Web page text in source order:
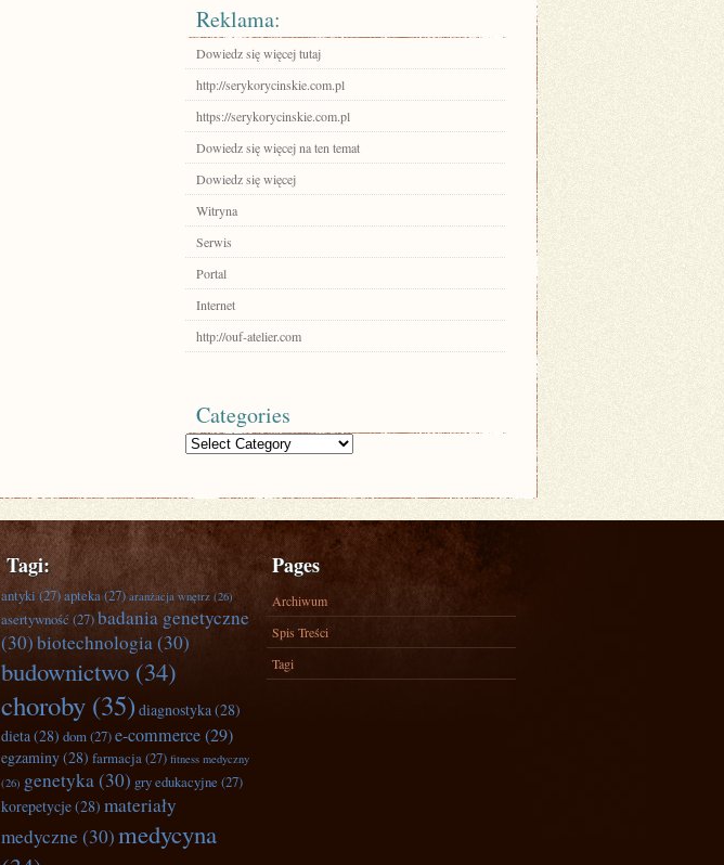
Reklama:
Dowiedz się więcej tutaj
http://serykorycinskie.com.pl
https://serykorycinskie.com.pl
Dowiedz się więcej na ten temat
Dowiedz się więcej
Witryna
Serwis
Portal
Internet
http://ouf-atelier.com
Categories
Categories
Tagi:
antyki(27)apteka(27) aranżacja wnętrz (26)
asertywność (27)badania genetyczne
(30)biotechnologia(30)
budownictwo (34)
choroby (35) diagnostyka(28)
dieta(28) dom(27)e-commerce(29)
egzaminy(28) farmacja(27) fitness medyczny
(26) genetyka(30) gry edukacyjne (27)
korepetycje(28) materiały
medyczne (30)medycyna
Pages
Archiwum
Spis Treści
Tagi